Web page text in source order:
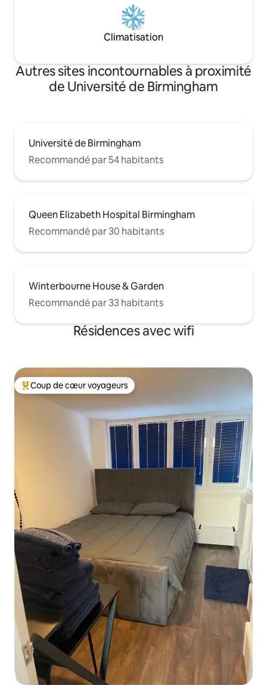
Climatisation
Autres sites incontournables à proximité
de Université de Birmingham
Université de Birmingham
Recommandé par 54 habitants
Queen Elizabeth Hospital Birmingham
Recommandé par 30 habitants
Winterbourne House & Garden
Recommandé par 33 habitants
Résidences avec wifi
Coups de cœur voyageurs les plus appréciés
Coup de cœur voyageurs